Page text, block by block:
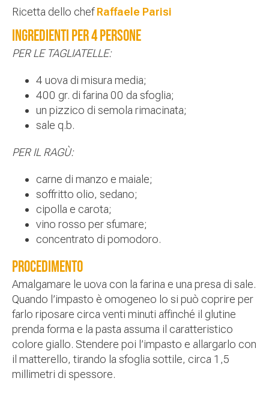
Ricetta dello chefRaffaele Parisi
Ingredienti per 4 persone
PER LE TAGLIATELLE:
4 uova di misura media;
400 gr. di farina 00 da sfoglia;
un pizzico di semola rimacinata;
sale q.b.
PER IL RAGÙ:
carne di manzo e maiale;
soffritto olio, sedano;
cipolla e carota;
vino rosso per sfumare;
concentrato di pomodoro.
Procedimento
Amalgamare le uova con la farina e una presa di sale.
Quando l’impasto è omogeneo lo si può coprire per
farlo riposare circa venti minuti affinché il glutine
prenda forma e la pasta assuma il caratteristico
colore giallo. Stendere poi l’impasto e allargarlo con
il matterello, tirando la sfoglia sottile, circa 1,5
millimetri di spessore.